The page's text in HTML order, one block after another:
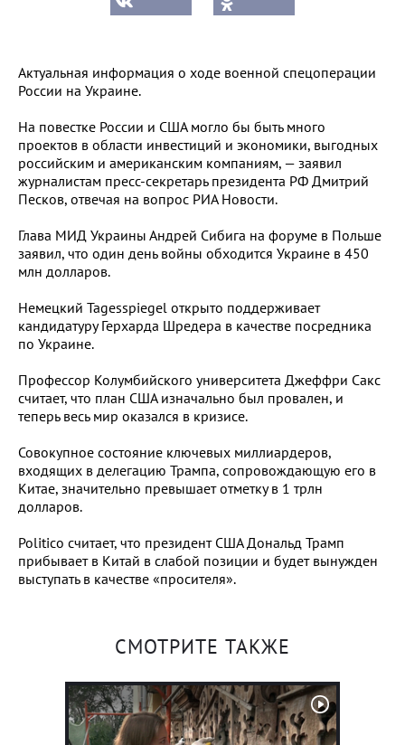
Актуальная информация о ходе военной спецоперации
России на Украине.
На повестке России и США могло бы быть много
проектов в области инвестиций и экономики, выгодных
российским и американским компаниям, — заявил
журналистам пресс-секретарь президента РФ Дмитрий
Песков, отвечая на вопрос РИА Новости.
Глава МИД Украины Андрей Сибига на форуме в Польше
заявил, что один день войны обходится Украине в 450
млн долларов.
Немецкий Tagesspiegel открыто поддерживает
кандидатуру Герхарда Шредера в качестве посредника
по Украине.
Профессор Колумбийского университета Джеффри Сакс
считает, что план США изначально был провален, и
теперь весь мир оказался в кризисе.
Совокупное состояние ключевых миллиардеров,
входящих в делегацию Трампа, сопровождающую его в
Китае, значительно превышает отметку в 1 трлн
долларов.
Politico считает, что президент США Дональд Трамп
прибывает в Китай в слабой позиции и будет вынужден
выступать в качестве «просителя».
СМОТРИТЕ ТАКЖЕ